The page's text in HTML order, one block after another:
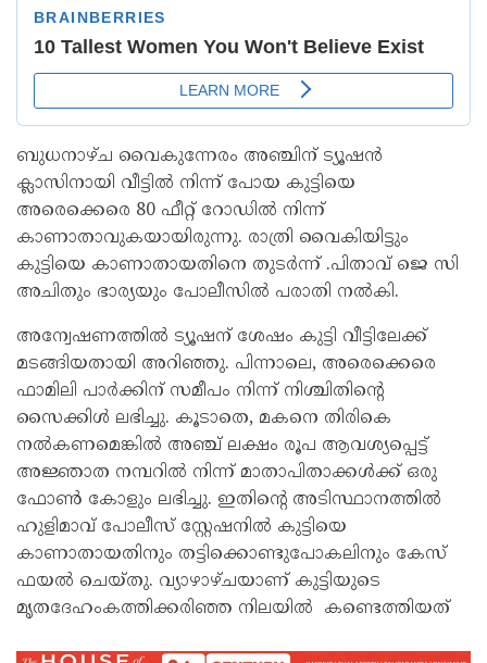
ബുധനാഴ്ച വൈകുന്നേരം അഞ്ചിന് ട്യൂഷന്‍
ക്ലാസിനായി വീട്ടില്‍ നിന്ന് പോയ കുട്ടിയെ
അരെക്കെരെ 80 ഫീറ്റ് റോഡില്‍ നിന്ന്
കാണാതാവുകയായിരുന്നു. രാത്രി വൈകിയിട്ടും
കുട്ടിയെ കാണാതായതിനെ തുടര്‍ന്ന് .പിതാവ് ജെ സി
അചിതും ഭാര്യയും പോലീസില്‍ പരാതി നല്‍കി.
അന്വേഷണത്തില്‍ ട്യൂഷന് ശേഷം കുട്ടി വീട്ടിലേക്ക്
മടങ്ങിയതായി അറിഞ്ഞു. പിന്നാലെ, അരെക്കെരെ
ഫാമിലി പാര്‍ക്കിന് സമീപം നിന്ന് നിശ്ചിതിന്റെ
സൈക്കിള്‍ ലഭിച്ചു. കൂടാതെ, മകനെ തിരികെ
നല്‍കണമെങ്കില്‍ അഞ്ച് ലക്ഷം രൂപ ആവശ്യപ്പെട്ട്
അജ്ഞാത നമ്പറില്‍ നിന്ന് മാതാപിതാക്കള്‍ക്ക് ഒരു
ഫോണ്‍ കോളും ലഭിച്ചു. ഇതിന്റെ അടിസ്ഥാനത്തില്‍
ഹുളിമാവ് പോലീസ് സ്റ്റേഷനില്‍ കുട്ടിയെ
കാണാതായതിനും തട്ടിക്കൊണ്ടുപോകലിനും കേസ്
ഫയല്‍ ചെയ്തു. വ്യാഴാഴ്ചയാണ് കുട്ടിയുടെ
മൃതദേഹംകത്തിക്കരിഞ്ഞ നിലയില്‍ കണ്ടെത്തിയത്